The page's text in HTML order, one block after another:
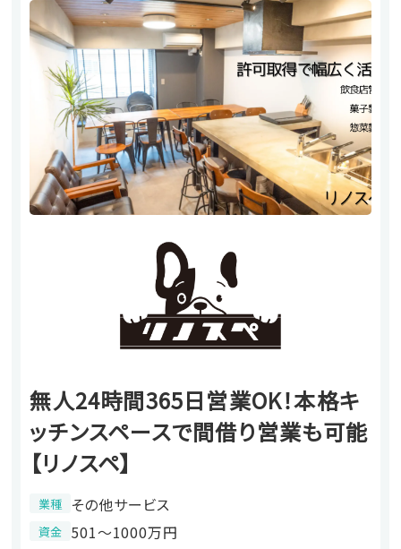
無人24時間365日営業OK！本格キ
ッチンスペースで間借り営業も可能
【リノスペ】
業種 その他サービス
資金 501〜1000万円